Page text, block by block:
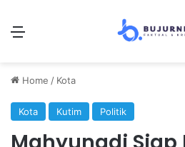
Menu
Home / Kota
Kota Kutim Politik